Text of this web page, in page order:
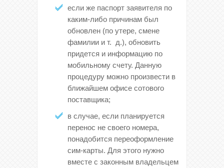
если же паспорт заявителя по
каким-либо причинам был
обновлен (по утере, смене
фамилии и т. д.), обновить
придется и информацию по
мобильному счету. Данную
процедуру можно произвести в
ближайшем офисе сотового
поставщика;
в случае, если планируется
перенос не своего номера,
понадобится переоформление
сим-карты. Для этого нужно
вместе с законным владельцем